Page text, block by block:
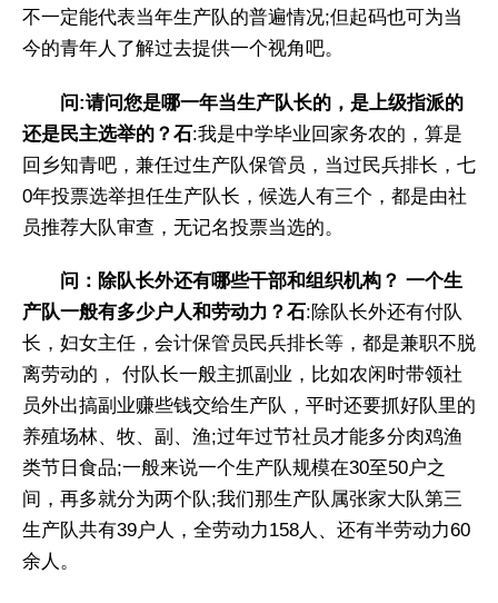
不一定能代表当年生产队的普遍情况;但起码也可为当
今的青年人了解过去提供一个视角吧。
问:请问您是哪一年当生产队长的，是上级指派的
还是民主选举的？石:我是中学毕业回家务农的，算是
回乡知青吧，兼任过生产队保管员，当过民兵排长，七
0年投票选举担任生产队长，候选人有三个，都是由社
员推荐大队审查，无记名投票当选的。
问：除队长外还有哪些干部和组织机构？ 一个生
产队一般有多少户人和劳动力？石:除队长外还有付队
长，妇女主任，会计保管员民兵排长等，都是兼职不脱
离劳动的， 付队长一般主抓副业，比如农闲时带领社
员外出搞副业赚些钱交给生产队，平时还要抓好队里的
养殖场林、牧、副、渔;过年过节社员才能多分肉鸡渔
类节日食品;一般来说一个生产队规模在30至50户之
间，再多就分为两个队;我们那生产队属张家大队第三
生产队共有39户人，全劳动力158人、还有半劳动力60
余人。